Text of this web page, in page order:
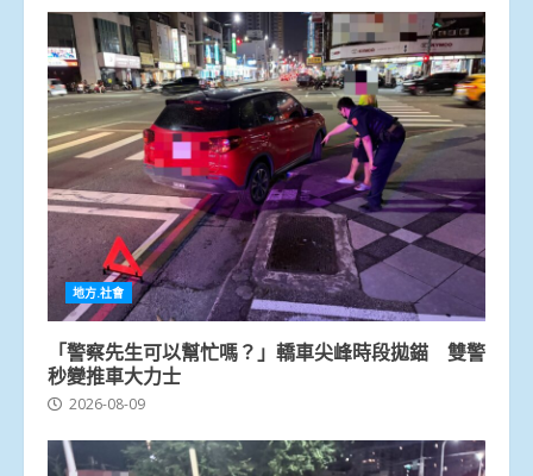
地方.社會
「警察先生可以幫忙嗎？」轎車尖峰時段拋錨 雙警
秒變推車大力士
2026-08-09